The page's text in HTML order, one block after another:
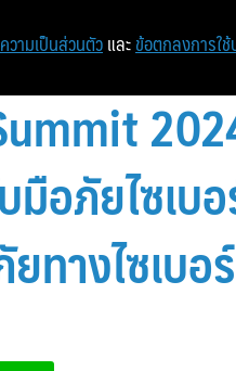
อภัยไซเบ
ทางไซเบ
วามเป็นส่วนตัว และ ข้อตกลงการใช้